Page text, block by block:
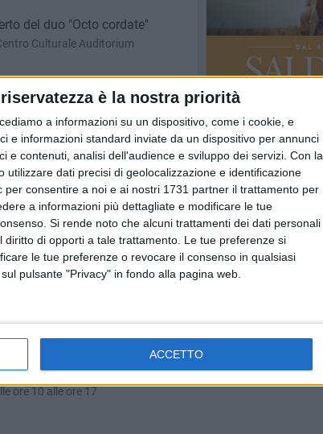
è la nostra priorità
a informazioni su un dispositivo, come i cookie, e
e informazioni standard inviate da un dispositivo per annunci
e contenuti, analisi dell'audience e sviluppo dei servizi. Con la
dati precisi di geolocalizzazione e identificazione
consentire a noi e ai nostri 1731 partner il trattamento per
a informazioni più dettagliate e modificare le tue
Si rende noto che alcuni trattamenti dei dati personali
di opporti a tale trattamento. Le tue preferenze si
le tue preferenze o revocare il consenso in qualsiasi
pulsante "Privacy" in fondo alla pagina web.
ACCETTO
del duo "Octo cordate"
Culturale Auditorium
Metropolitana di Bari
alle ore 20.30 in
un concerto il 31 ottobre
film horror
ore 10 alle ore 17